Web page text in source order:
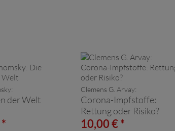
der Welt
Clemens G. Arvay:
Corona-Impfstoffe:
Rettung oder Risiko?
10,00 € *